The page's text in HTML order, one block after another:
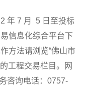
年 7 月 5 日至投标
信息化综合平台下
方法请浏览“佛山市
工程交易栏目。网
咨询电话：0757-